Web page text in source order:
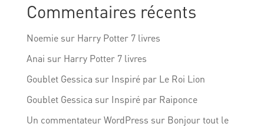
Commentaires récents
Noemiesur Harry Potter 7 livres
Anai sur Harry Potter 7 livres
Goublet Gessica sur Inspiré par Le Roi Lion
Goublet Gessica sur Inspiré par Raiponce
Un commentateur WordPress sur Bonjour tout le